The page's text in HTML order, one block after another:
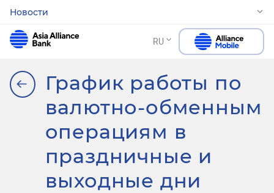
Новости
RU
График работы по
валютно-обменным
операциям в
праздничные и
выходные дни